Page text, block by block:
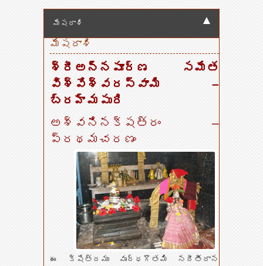
మేషరాశి
మేషరాశి
శ్రీఅన్నపూర్ణ సమేత
విశ్వేశ్వరస్వామి –
బ్రహ్మపురి
అశ్వనినక్షత్రం –
ప్రథమచరణం
ఈ క్షేత్రము వృద్ధగౌతమి నదీతీరాన